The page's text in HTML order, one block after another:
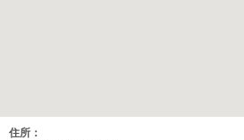
住所：